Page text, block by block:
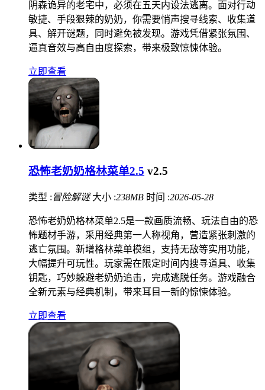
阴森诡异的老宅中，必须在五天内设法逃离。面对行动
敏捷、手段狠辣的奶奶，你需要悄声搜寻线索、收集道
具、解开谜题，同时避免被发现。游戏凭借紧张氛围、
逼真音效与高自由度探索，带来极致惊悚体验。
立即查看
恐怖老奶奶格林菜单2.5 v2.5
类型 : 冒险解谜 大小 :238MB 时间 :2026-05-28
恐怖老奶奶格林菜单2.5是一款画质流畅、玩法自由的恐
怖题材手游，采用经典第一人称视角，营造紧张刺激的
逃亡氛围。新增格林菜单模组，支持无敌等实用功能，
大幅提升可玩性。玩家需在限定时间内搜寻道具、收集
钥匙，巧妙躲避老奶奶追击，完成逃脱任务。游戏融合
全新元素与经典机制，带来耳目一新的惊悚体验。
立即查看